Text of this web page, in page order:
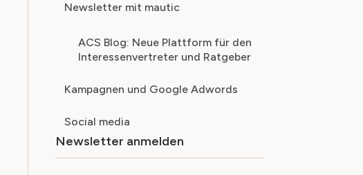
Newsletter mit mautic
ACS Blog: Neue Plattform für den
Interessenvertreter und Ratgeber
Kampagnen und Google Adwords
Social media
Newsletter anmelden